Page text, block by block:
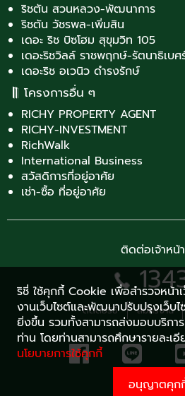
ริชี่ ใช้คุกกี้ Cookie เพื่อสำรวจหน้าเ
งานเว็บไซต์และพัฒนาปรับปรุงเว็บ
ยิ่งขึ้น รวมทั้งสามารถส่งมอบบริกา
ท่าน โดยท่านสามารถศึกษารายละเ
นโยบายการใช้คุกกี้
อนุญาตคุก
ริชตัน สวนหลวง-พัฒนาการ
ริชตัน วัชรพล-เพิ่มสิน
เดอะ ริช บิซโฮม สุขุมวิท 105
เดอะริชวิลล์ ราชพฤกษ์-รัตนาธิเบศ
เดอะริช อเวนิว ดำรงรักษ์
โครงการอื่น ๆ
RICHY PROPERTY AGENT
RICHY-INVESTMENT
RichWalk
International Business
สวัสดิการที่อยู่อาศัย
เช่า-ซื้อ ที่อยู่อาศัย
ติดต่อเจ้าหน้
ติดต่อริชี่ สมัครงาน